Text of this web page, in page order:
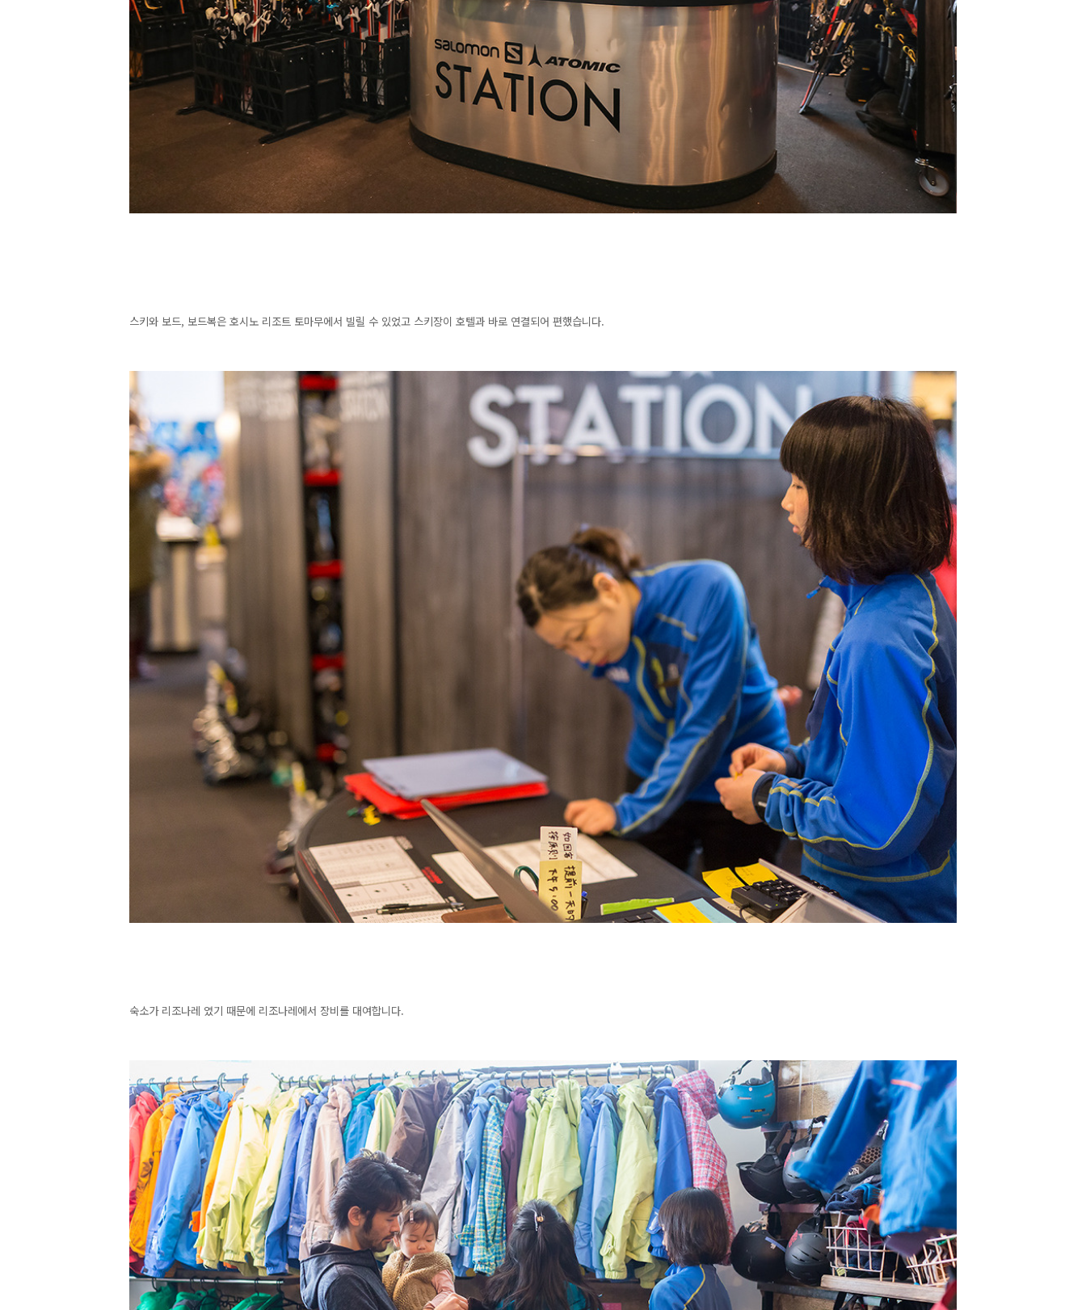
스키와 보드, 보드복은 호시노 리조트 토마무에서 빌릴 수 있었고 스키장이 호텔과 바로 연결되어 편했습니다.
숙소가 리조나레 였기 때문에 리조나레에서 장비를 대여합니다.